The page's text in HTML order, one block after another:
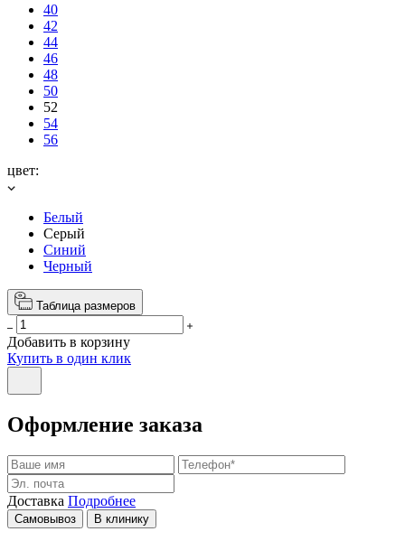
40
42
44
46
48
50
52
54
56
цвет:
Белый
Серый
Синий
Черный
Таблица размеров
Добавить в корзину
Купить в один клик
Оформление заказа
Доставка Подробнее
Самовывоз В клинику